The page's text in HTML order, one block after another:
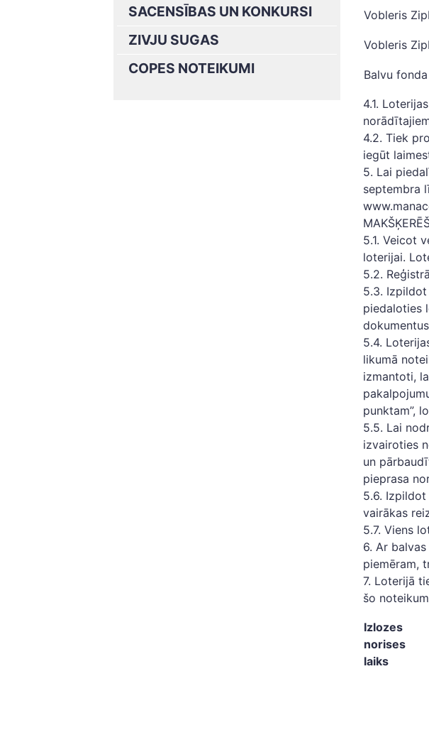
SACENSĪBAS UN KONKURSI
ZIVJU SUGAS
COPES NOTEIKUMI
Vobleris
Vobleris
Balvu
4.1.
4.2. Tiek
iegūt
5. Lai
septembra
5.1. Veicot
loterijai.
5.2.
5.3.
piedaloties
5.4.
likumā
izmantoti,
punktam”,
5.5. Lai
izvairoties
un
pieprasa
5.6.
vairākas
5.7. Viens
6. Ar
piemēram,
7. Loterijā
šo
Izlozes
norises
laiks